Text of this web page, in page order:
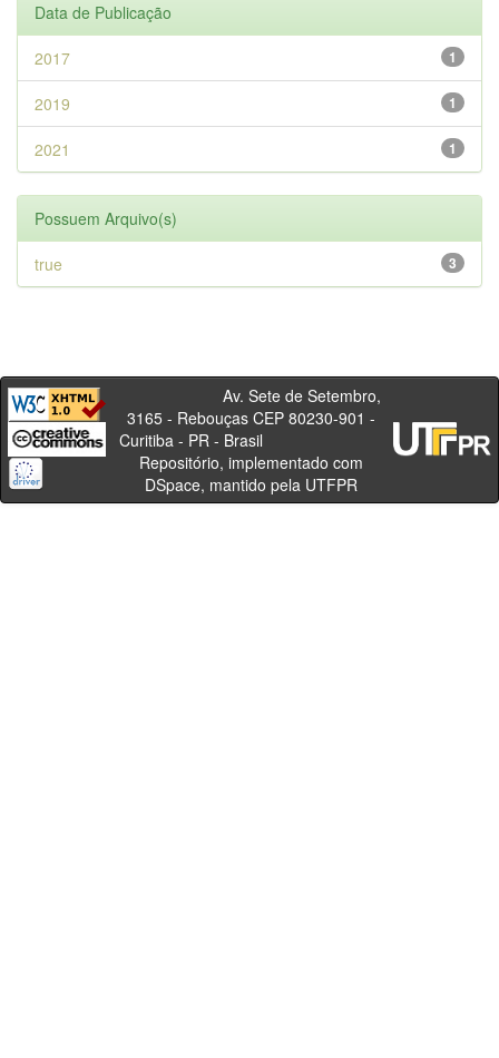
Data de Publicação
1
2017
1
2019
1
2021
Possuem Arquivo(s)
3
true
Av. Sete de Setembro,
3165 - Rebouças CEP 80230-901 -
Curitiba - PR - Brasil
Repositório, implementado com
DSpace, mantido pela UTFPR